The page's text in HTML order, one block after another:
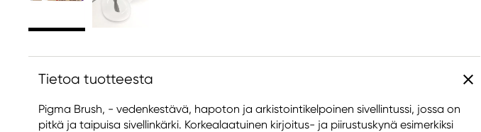
Tietoa tuotteesta
Pigma Brush, - vedenkestävä, hapoton ja arkistointikelpoinen sivellintussi, jossa on
pitkä ja taipuisa sivellinkärki. Korkealaatuinen kirjoitus- ja piirustuskynä esimerkiksi